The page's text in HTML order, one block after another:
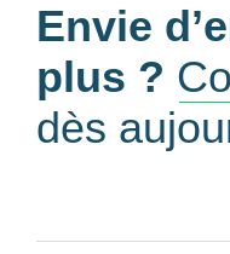
Envie
plus ?
dès